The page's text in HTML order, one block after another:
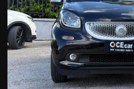
R87 CERCHI PRIME
V31 OROLOGIO&CONTAGIRI
P75 PACCHETTO PORTA OGGETTI
915 SERBATOIO MAGG. 35L.
722 TENDINA POST.
DSB DIGITAL SERVICE BOOKLET
Fabbrica Smart):
1° TAGLIANDO A KM 11.272